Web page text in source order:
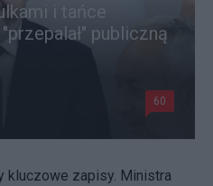
i tańce
publiczną
60
kluczowe zapisy. Ministra